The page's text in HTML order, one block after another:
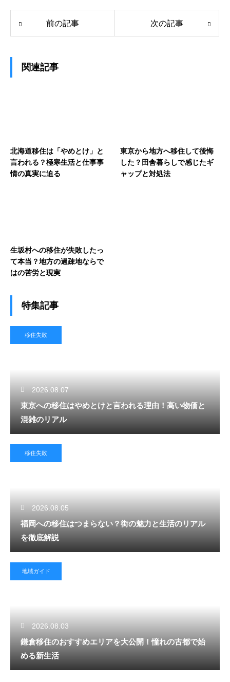
前の記事 次の記事
関連記事
北海道移住は「やめとけ」と
言われる？極寒生活と仕事事
情の真実に迫る
東京から地方へ移住して後悔
した？田舎暮らしで感じたギ
ャップと対処法
生坂村への移住が失敗したっ
て本当？地方の過疎地ならで
はの苦労と現実
特集記事
移住失敗
2026.08.07
東京への移住はやめとけと言われる理由！高い物価と
混雑のリアル
移住失敗
2026.08.05
福岡への移住はつまらない？街の魅力と生活のリアル
を徹底解説
地域ガイド
2026.08.03
鎌倉移住のおすすめエリアを大公開！憧れの古都で始
める新生活